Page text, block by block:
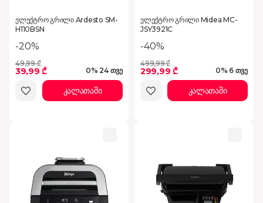
ელექტრო გრილი Ardesto SM-
H110BSN
-20%
49,99 ₾
39,99 ₾ 0% 24 თვე
კალათაში
ელექტრო გრილი Midea MC-
JSY3921C
-40%
499,99 ₾
299,99 ₾ 0% 6 თვე
კალათაში